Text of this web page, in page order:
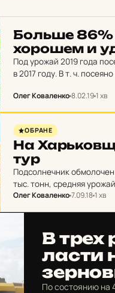
Больше 86%
хо­ро­шем и
Под урожай 2019 года
в 2017 году. В т. ч.
Олег Коваленко8.02.191 хв
ОБРАНЕ
На
тур
Подсолнечник
тыс. тонн, средняя
9,0 тыс.…
Олег Коваленко7.09.181 хв
В трех
лас­ти
По состоянию на